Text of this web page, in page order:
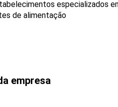
especializados
de alimentação
empresa